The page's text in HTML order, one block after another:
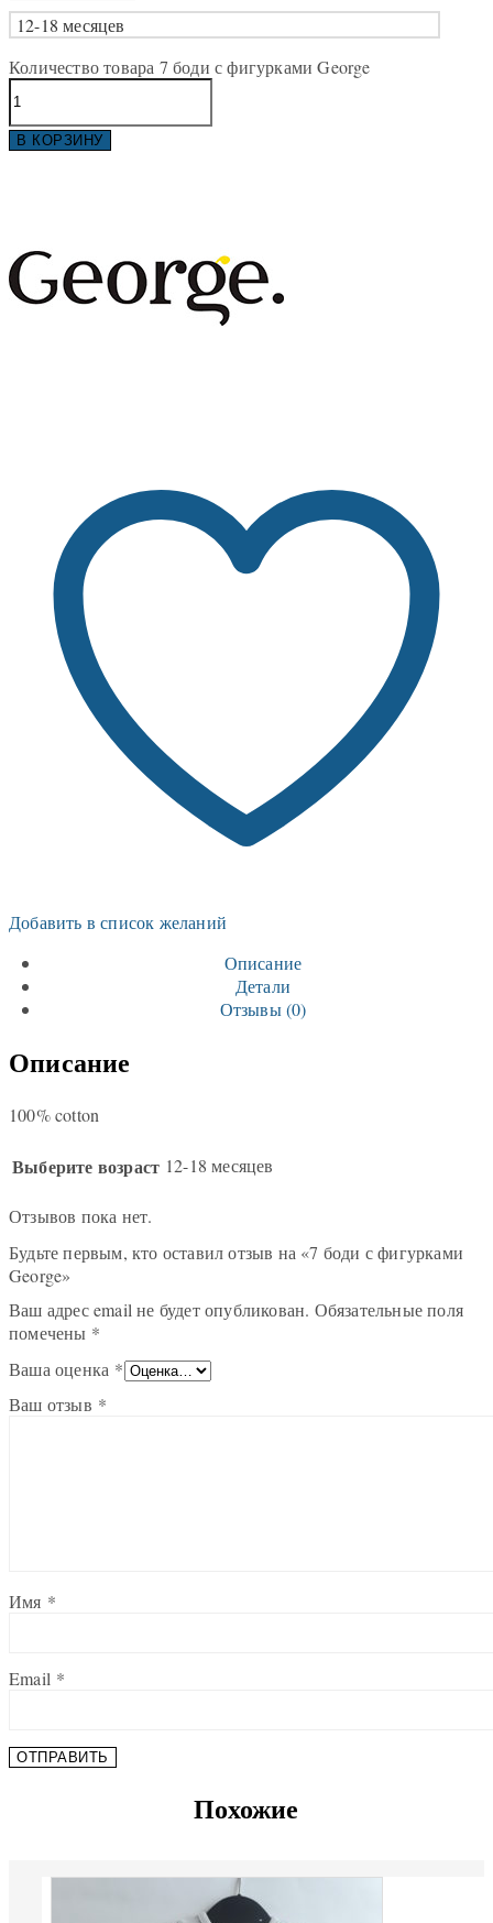
12-18 месяцев
Количество товара 7 боди с фигурками George
В КОРЗИНУ
Добавить в список желаний
Описание
Детали
Отзывы (0)
Описание
100% cotton
Выберите возраст 12-18 месяцев
Отзывов пока нет.
Будьте первым, кто оставил отзыв на «7 боди с фигурками
George»
Ваш адрес email не будет опубликован. Обязательные поля
помечены *
Ваша оценка *
Ваш отзыв *
Имя *
Email *
Похожие